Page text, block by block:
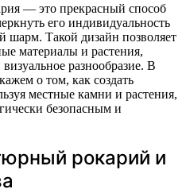
его индивидуальность
шарм. Такой дизайн позволяет
материалы и растения,
разнообразие. В
о том, как создать
местные камни и растения,
безопасным и
рокарий и